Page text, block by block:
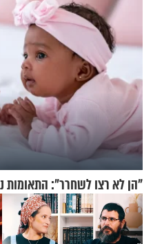
"הן לא רצו לשחרר": התאומות